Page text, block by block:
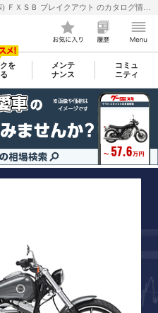
を
メンテ
ナンス
コミュ
ニティ